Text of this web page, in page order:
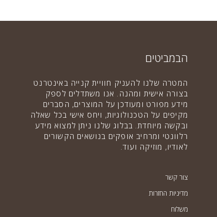
הבמביטים
המטרה שלנו להעניק חוויית קנייה באינטרנט
בצורה אישית ומהנה. אנו משתדלים לספק
מידע מפורט ומעודכן על המוצרים, הסברים
מקיפים על הטכנולוגיות, ויחס אישי בכל שאלה
ובקשה מיוחדת. בבלוג שלנו ניתן למצוא מידע
רלוונטי ומרחיב אופקים בנושאים הקשורים
לאודיו, מוזיקה ועוד.
צור קשר
מדיניות החזרות
משלוח